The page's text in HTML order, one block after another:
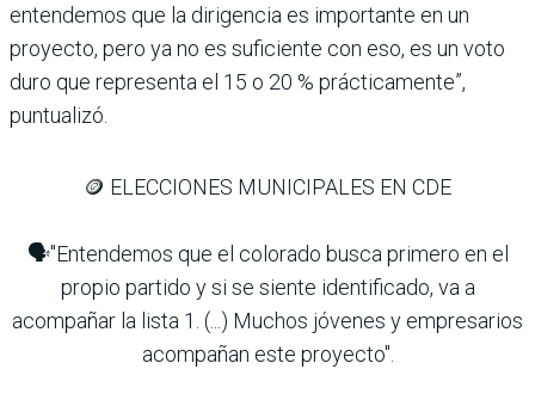
entendemos que la dirigencia es importante en un
proyecto, pero ya no es suficiente con eso, es un voto
duro que representa el 15 o 20 % prácticamente”,
puntualizó.
🪙 ELECCIONES MUNICIPALES EN CDE
🗣️"Entendemos que el colorado busca primero en el
propio partido y si se siente identificado, va a
acompañar la lista 1. (...) Muchos jóvenes y empresarios
acompañan este proyecto".